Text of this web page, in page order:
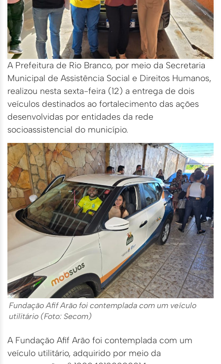
A Prefeitura de Rio Branco, por meio da Secretaria
Municipal de Assistência Social e Direitos Humanos,
realizou nesta sexta-feira (12) a entrega de dois
veículos destinados ao fortalecimento das ações
desenvolvidas por entidades da rede
socioassistencial do município.
Fundação Afif Arão foi contemplada com um veículo
utilitário (Foto: Secom)
A Fundação Afif Arão foi contemplada com um
veículo utilitário, adquirido por meio da